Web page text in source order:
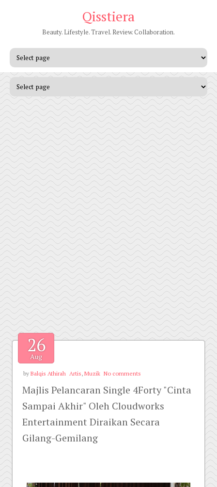
Qisstiera
Beauty. Lifestyle. Travel. Review. Collaboration.
26
Aug
by Balqis Athirah Artis, Muzik No comments
Majlis Pelancaran Single 4Forty "Cinta
Sampai Akhir" Oleh Cloudworks
Entertainment Diraikan Secara
Gilang-Gemilang